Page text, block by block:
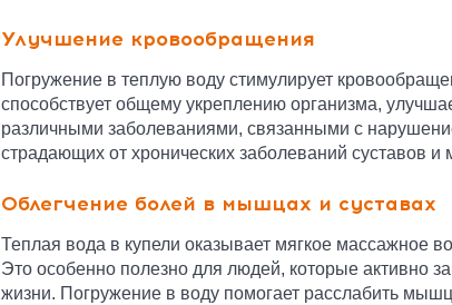
Улучшение кровообращения
Погружение в теплую воду стимулирует
способствует общему укреплению организма,
различными заболеваниями, связанными с
страдающих от хронических заболеваний суставов
Облегчение болей в мышцах и суставах
Теплая вода в купели оказывает мягкое массажное
Это особенно полезно для людей, которые активно
жизни. Погружение в воду помогает расслабить